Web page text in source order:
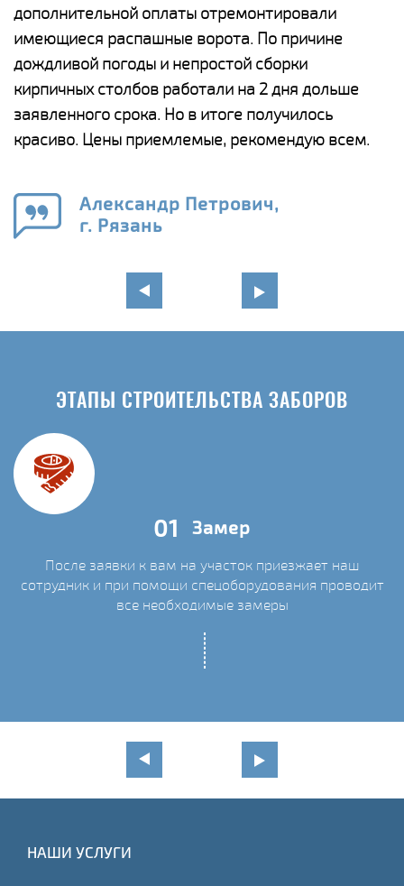
дополнительной оплаты отремонтировали
имеющиеся распашные ворота. По причине
дождливой погоды и непростой сборки
кирпичных столбов работали на 2 дня дольше
заявленного срока. Но в итоге получилось
красиво. Цены приемлемые, рекомендую всем.
Александр Петрович,
г. Рязань
ЭТАПЫ СТРОИТЕЛЬСТВА ЗАБОРОВ
01 Замер
После заявки к вам на участок приезжает наш
сотрудник и при помощи спецоборудования проводит
все необходимые замеры
НАШИ УСЛУГИ